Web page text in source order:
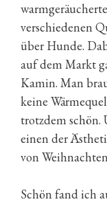
verschiedenen
über Hunde.
auf dem Markt
Kamin. Man
keine
trotzdem
einen der
von
Schön fand ich